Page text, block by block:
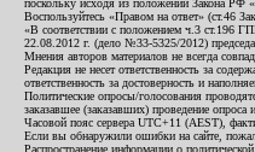
поскольку исходя из положений Закона РФ
Воспользуйтесь «Правом на ответ» (ст.46
«В соответствии с положением ч.3 ст.196
22.08.2012 г. (дело №33-5325/2012)
Мнения авторов материалов не всегда
Редакция не несет ответственность за
ответственность за достоверность и
Политические опросы/голосования
заказавшее (заказавших) проведение
Часовой пояс сервера UTC+11 (AEST),
Если вы обнаружили ошибки на сайте,
Распространение информации о